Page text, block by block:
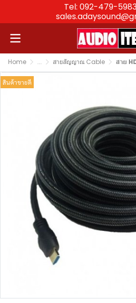
Tel: 092-479-
Home ... สายสัญญาณ Cable สาย HDMI
สินค้าขายดี